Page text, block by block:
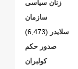
زنان سیاسی
سازمان
سلایدر (6,473)
صدور حکم
کولبران